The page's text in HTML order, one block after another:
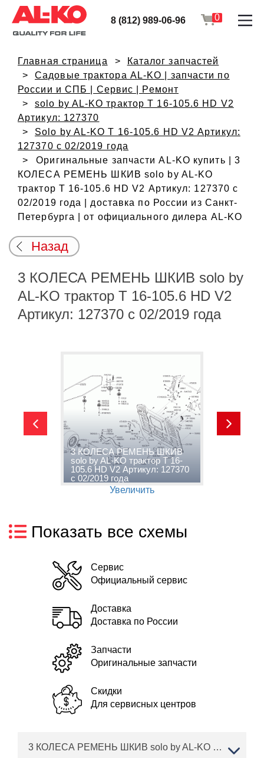
8 (812) 989-06-96 0
Главная страница
Каталог запчастей
Садовые трактора AL-KO | запчасти по
России и СПБ | Сервис | Ремонт
solo by AL-KO трактор T 16-105.6 HD V2
Артикул: 127370
Solo by AL-KO T 16-105.6 HD V2 Артикул:
127370 с 02/2019 года
Оригинальные запчасти AL-KO купить | 3
КОЛЕСА РЕМЕНЬ ШКИВ solo by AL-KO
трактор T 16-105.6 HD V2 Артикул: 127370 с
02/2019 года | доставка по России из Санкт-
Петербурга | от официального дилера AL-KO
Назад
3 КОЛЕСА РЕМЕНЬ ШКИВ solo by
AL-KO трактор T 16-105.6 HD V2
Артикул: 127370 с 02/2019 года
3 КОЛЕСА РЕМЕНЬ ШКИВ
solo by AL-KO трактор T 16-
105.6 HD V2 Артикул: 127370
с 02/2019 года
Увеличить
Показать все схемы
Сервис
Официальный сервис
Доставка
Доставка по России
Запчасти
Оригинальные запчасти
Скидки
Для сервисных центров
3 КОЛЕСА РЕМЕНЬ ШКИВ solo by AL-KO трактор T 16-105.6 HD V2 Артикул: 127370 с 02/2019 года